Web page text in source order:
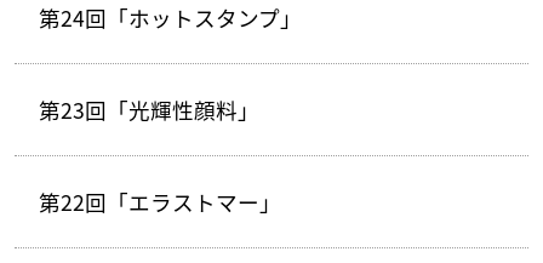
第24回「ホットスタンプ」
第23回「光輝性顔料」
第22回「エラストマー」